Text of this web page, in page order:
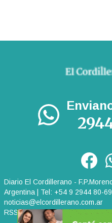
Diario El Cordillerano -
Argentina | Tel: +54 9 2944 80-
noticias@elcordillerano.com.ar
RSS|Media Kit| Políticas de